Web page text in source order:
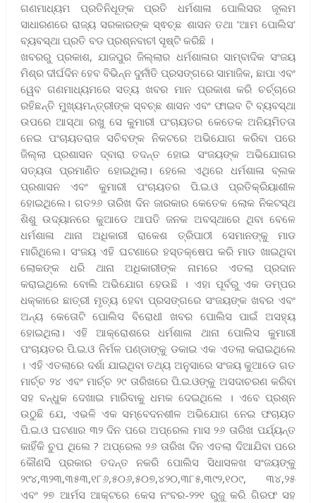
ଗଣମାଧ୍ୟମ ପ୍ରତିନିଧୂଙ୍କ ପ୍ରତି ଧର୍ମଶାଳା ପୋଲିସର ଜୂଲମ
ସାଧାରଣରେ ରାଜ୍ୟ ସରକାରଙ୍କ ସ୍ଵଚ୍ଛ ଶାସନ ତଥା ‘ଆମ ପୋଲିସ’
ବ୍ୟବସ୍ଥା ପ୍ରତି ବଡ ପ୍ରଶ୍ନବାଚୀ ସୃଷ୍ଟି କରିଛି ।
ଖବରରୁ ପ୍ରକାଶ, ଯାଜପୁର ଜିଲ୍ଲାର ଧର୍ମଶାଳାର ସାମ୍ବାଦିକ ସଂଜୟ
ମିଶ୍ର ଦୀର୍ଘଦିନ ହେବ ବିଭିନ୍ନ ଦୁର୍ନୀତି ପ୍ରସଙ୍ଗରେ ସାମାଜିକ, ଛାପା ଏବଂ
ୱେବ ଗଣମାଧ୍ୟମରେ ସତ୍ୟ ଖବର ମାନ ପ୍ରକାଶ କରି ଚର୍ଚ୍ଚାରେ
ରହିଛନ୍ତି ମୁଖ୍ୟମନ୍ତ୍ରୀଙ୍କ ସ୍ବଚ୍ଛ ଶାସନ ଏବଂ ଫାଇବ ଟି ବ୍ୟବସ୍ଥା
ଉପରେ ଆସ୍ଥା ରଖୁ ସେ କୁମାରୀ ପଂଚାୟତର କେତେକ ଅନିୟମିତତା
ନେଇ ପଂଚାୟତରାଜ ସଚିବଙ୍କ ନିକଟରେ ଅଭିଯୋଗ କରିବା ପରେ
ଜିଲ୍ଲା ପ୍ରଶାସନ ଦ୍ବାରା ତଦନ୍ତ ହୋଇ ସଂଜୟଙ୍କ ଅଭିଯୋଗର
ସତ୍ୟତା ପ୍ରମାଣିତ ହୋଇଥିଲା। ହେଲେ ଏଥିରେ ଧର୍ମଶାଳା ବ୍ଲକ
ପ୍ରଶାସନ ଏବଂ କୁମାରୀ ପଂଚାୟତର ପି.ଇ.ଓ ପ୍ରତିକ୍ରିୟାଶୀଳ
ହୋଇଥିଲେ। ଗତ୨୬ ତାରିଖ ଦିନ ଜାରକାର କେତେକ ଲୋକ ନିକଟସ୍ଥ
ଶିଶୁ ଉଦ୍ୟାନରେ କୁଆଡେ ଆପତି ଜନକ ଅବସ୍ଥାରେ ଥିବା ବେଳେ
ଧର୍ମଶାଳା ଥାନା ଅଧିକାରୀ ରାକେଶ ତ୍ରିପାଠୀ ସେମାନଙ୍କୁ ମାଡ
ମାରିଥିଲେ। ସଂଜୟ ଏହି ଘଟଣାରେ ହସ୍ତକ୍ଷେପ କରି ମାଡ ଖାଇଥିବା
ଲୋକଙ୍କ ଧରି ଥାନା ଅଧିକାରୀଙ୍କ ନାମରେ ଏତଲା ପ୍ରଦାନ
କରାଇଥିଲେ ବୋଲି ଅଭିଯୋଗ ହେଉଛି । ଏହା ପୂର୍ବରୁ ଏକ ଡମ୍ପର
ଧକ୍କାରେ ଛାତ୍ରୀ ମୃତ୍ୟ ହେବା ପ୍ରସଙ୍ଗରେ ସଂଜୟଙ୍କ ଖବର ଏବଂ
ଅନ୍ୟ କେତୋଟି ପୋଲିସ ବିରୋଧୀ ଖବର ପୋଲିସ ପାଇଁ ଅସହ୍ୟ
ହୋଇଥିଲା। ଏହି ଆକ୍ରୋଶରେ ଧର୍ମଶାଳା ଥାନା ପୋଲିସ କୁମାରୀ
ପଂଚାୟତର ପି.ଇ.ଓ ନିର୍ମଳ ପଣ୍ଡାଙ୍କୁ ଡକାଇ ଏକ ଏତଲା କରାଇଥିଲେ
। ଏହି ଏତଲାରେ ଦର୍ଶା ଯାଇଥିବା ତଥ୍ୟ ଅନୁସାରେ ସଂଜୟ କୁଆଡେ ଗତ
ମାର୍ଚ୍ଚ ୨୪ ଏବଂ ମାର୍ଚ୍ଚ ୨୯ ତାରିଖରେ ପି.ଇ.ଓଙ୍କୁ ଅସଦାଚରଣ କରିବା
ସହ ବନ୍ଧୁକ ଦେଖାଇ ମାରିବାକୁ ଧମକ ଦେଇଥିଲେ । ଏବେ ପ୍ରଶ୍ନ
ଉଠୁଛି ଯେ, ଏଭଳି ଏକ ସମ୍ବେଦନଶୀଳ ଅଭିଯୋଗ ନେଇ ଫଚାୟତ
ପି.ଇ.ଓ ଘଟଣାର ୩୨ ଦିନ ପରେ ଅପ୍ରେଲ ମାସ ୨୬ ତାରିଖ ପର୍ଯ୍ୟନ୍ତ
କାହିଁକି ଚୁପ ଥିଲେ ? ଅପ୍ରେଲ ୨୬ ତାରିଖ ଦିନ ଏତଲା ଦିଆଯିବା ପରେ
କୌଣସି ପ୍ରକାର ତଦନ୍ତ ନକରି ପୋଲିସ ସିଧାସଳଖ ସଂଜୟଙ୍କୁ
୨୯୪,୩୨୩,୩୫୩,୧୮୬,୫୦୬,୫୦୭,୪୨୦,୩୮୫,୩୯୨,୧୦୯, ୩୪,୨୫
ଏବଂ ୨୭ ଆର୍ମସ ଆକ୍ଟରେ କେସ ନଂବର-୨୨୧ ରୁଜୁ କରି ଗିରଫ ସହ